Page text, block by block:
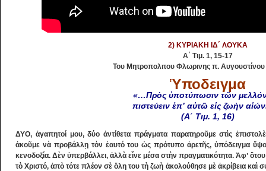
2) ΚΥΡΙΑΚΗ ΙΔ΄ ΛΟΥΚΑ
Α΄ Τιμ. 1, 15-17
Του Μητροπολιτου Φλωρινης π.
Ὑποδειγμα
«…Πρὸς ὑποτύπωσιν τῶν
πιστεύειν ἐπʼ αὐτῶ εἰς ζωὴν
(Α΄ Τιμ. 1, 16)
ΔΥΟ, ἀγαπητοί μου, δύο ἀντίθετα πράγματα παρατηροῦμε στὶς
ἀκοῦμε νὰ προβάλλῃ τὸν ἑαυτό του ὡς πρότυπο ἀρετῆς, ὑπόδειγμα
κενοδοξία. Δὲν ὑπερβάλλει, ἀλλὰ εἶνε μέσα στὴν πραγματικότητα. Ἀφʼ
τὸ Χριστό, ἀπὸ τότε πλέον σὲ ὅλη του τὴ ζωὴ ἀκολούθησε μὲ ἀκρίβεια καὶ